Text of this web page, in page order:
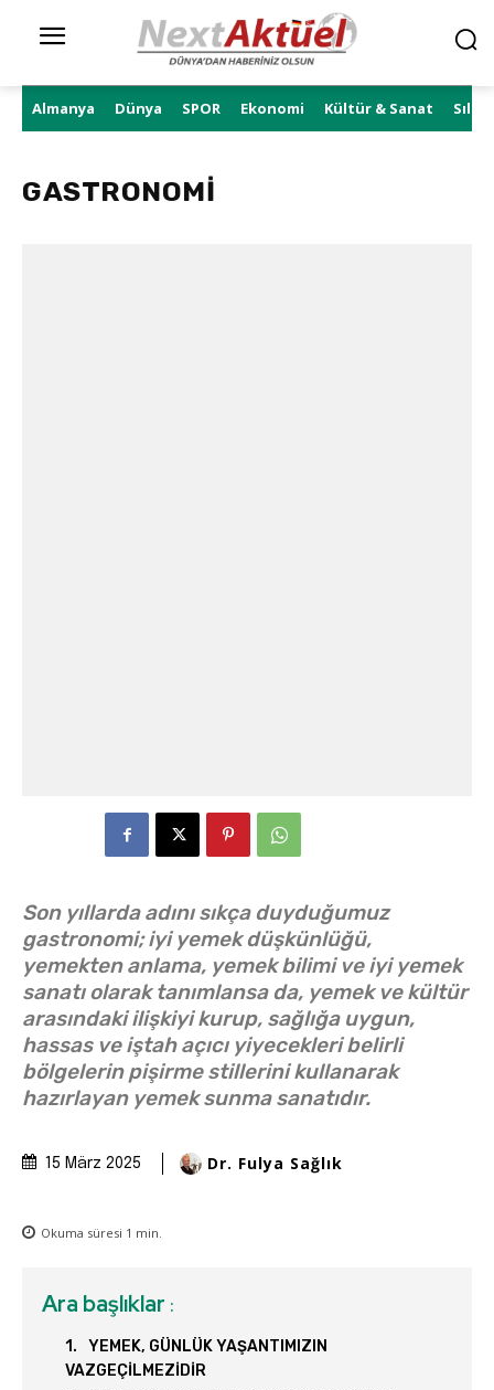
Almanya Dünya SPOR Ekonomi Kültür & Sanat Sıla
GASTRONOMİ
Son yıllarda adını sıkça duyduğumuz
gastronomi; iyi yemek düşkünlüğü,
yemekten anlama, yemek bilimi ve iyi yemek
sanatı olarak tanımlansa da, yemek ve kültür
arasındaki ilişkiyi kurup, sağlığa uygun,
hassas ve iştah açıcı yiyecekleri belirli
bölgelerin pişirme stillerini kullanarak
hazırlayan yemek sunma sanatıdır.
15 März 2025 Dr. Fulya Sağlık
Okuma süresi 1 min.
Ara başlıklar :
YEMEK, GÜNLÜK YAŞANTIMIZIN
VAZGEÇİLMEZİDİR